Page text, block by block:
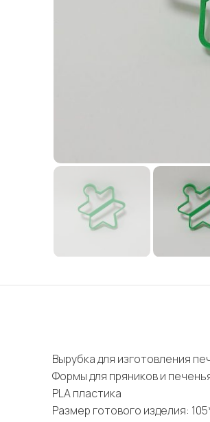
Вырубка для изготовления
Формы для пряников и
PLA пластика
Размер готового изделия: